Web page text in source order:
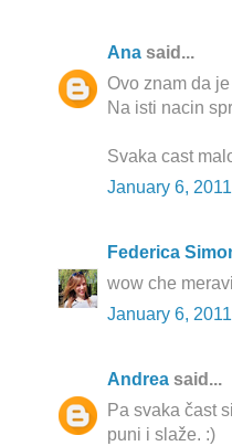
Ana said...
Ovo znam da
Na isti nacin
Svaka cast
January 6,
Federica
wow che
January 6,
Andrea said...
Pa svaka čast
puni i slaže. :)